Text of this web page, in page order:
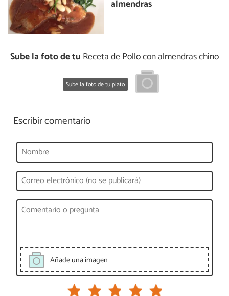
almendras
Sube la foto de tu Receta de Pollo con almendras chino
Sube la foto de tu plato
Escribir comentario
Añade una imagen